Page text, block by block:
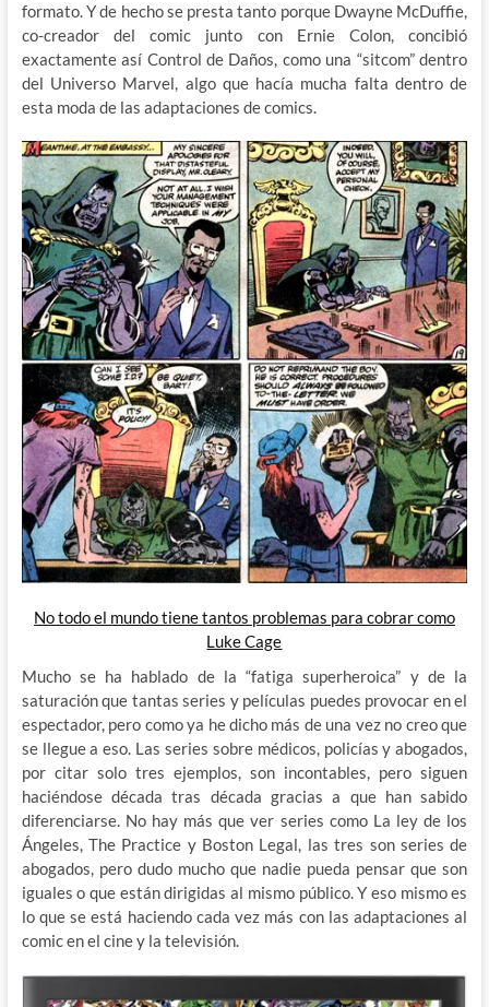
formato. Y de hecho se presta tanto porque Dwayne McDuffie,
co-creador del comic junto con Ernie Colon, concibió
exactamente así Control de Daños, como una “sitcom” dentro
del Universo Marvel, algo que hacía mucha falta dentro de
esta moda de las adaptaciones de comics.
No todo el mundo tiene tantos problemas para cobrar como
Luke Cage
Mucho se ha hablado de la “fatiga superheroica” y de la
saturación que tantas series y películas puedes provocar en el
espectador, pero como ya he dicho más de una vez no creo que
se llegue a eso. Las series sobre médicos, policías y abogados,
por citar solo tres ejemplos, son incontables, pero siguen
haciéndose década tras década gracias a que han sabido
diferenciarse. No hay más que ver series como La ley de los
Ángeles, The Practice y Boston Legal, las tres son series de
abogados, pero dudo mucho que nadie pueda pensar que son
iguales o que están dirigidas al mismo público. Y eso mismo es
lo que se está haciendo cada vez más con las adaptaciones al
comic en el cine y la televisión.